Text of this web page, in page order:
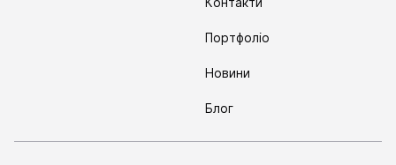
Портфоліо
Новини
Блог